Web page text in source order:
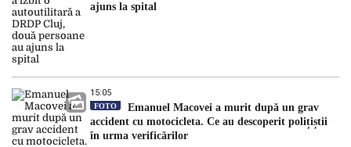
ajuns la spital
15:05
FOTO
Emanuel Macovei a murit după un grav
accident cu motocicleta. Ce au descoperit polițiștii
în urma verificărilor